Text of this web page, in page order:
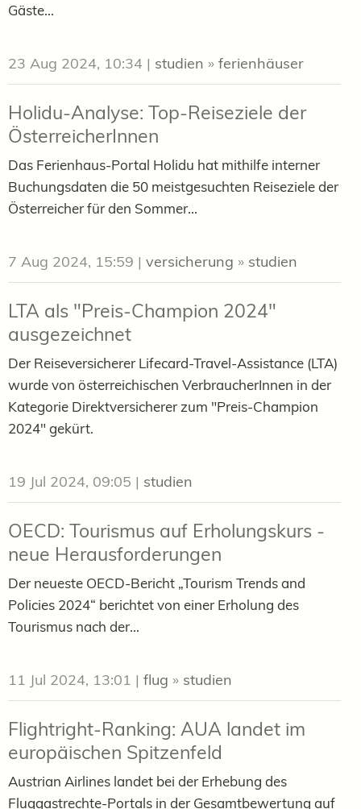
Gäste...
23 Aug 2024, 10:34 | studien » ferienhäuser
Holidu-Analyse: Top-Reiseziele der
ÖsterreicherInnen
Das Ferienhaus-Portal Holidu hat mithilfe interner
Buchungsdaten die 50 meistgesuchten Reiseziele der
Österreicher für den Sommer...
7 Aug 2024, 15:59 | versicherung » studien
LTA als "Preis-Champion 2024"
ausgezeichnet
Der Reiseversicherer Lifecard-Travel-Assistance (LTA)
wurde von österreichischen VerbraucherInnen in der
Kategorie Direktversicherer zum "Preis-Champion
2024" gekürt.
19 Jul 2024, 09:05 | studien
OECD: Tourismus auf Erholungskurs -
neue Herausforderungen
Der neueste OECD-Bericht „Tourism Trends and
Policies 2024“ berichtet von einer Erholung des
Tourismus nach der...
11 Jul 2024, 13:01 | flug » studien
Flightright-Ranking: AUA landet im
europäischen Spitzenfeld
Austrian Airlines landet bei der Erhebung des
Fluggastrechte-Portals in der Gesamtbewertung auf